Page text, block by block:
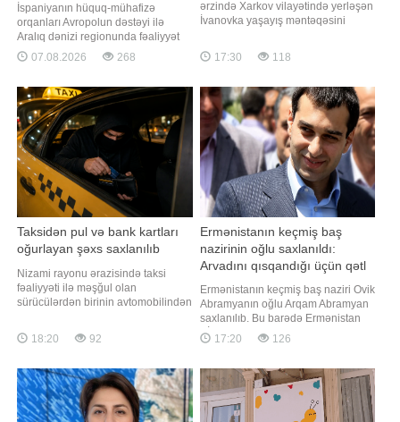
İspaniyanın hüquq-mühafizə
orqanları Avropolun dəstəyi ilə
Aralıq dənizi regionunda fəaliyyət
göstərən ən iri cinayətkar
qruplaşmalardan birini
xəbər verir ki, bu barədə
İspaniyanın Mülki Qvardiyası
bəyanat yayıb. Məlumata əsasən,
canilər yüksəksürətli katerlərdən
istifad
07.08.2026 268
ərzində Xarkov vilayətində yerləşən
İvanovka yaşayış məntəqəsini
bu barədə Rusiyanın Müdafiə
Nazirliyi məlumat yayıb. Xatırladaq
müharibə 2022-ci ilin fevralından
bəri davam edir
17:30 118
Taksidən pul və bank kartları
oğurlayan şəxs saxlanılıb
Nizami rayonu ərazisində taksi
fəaliyyəti ilə məşğul olan
sürücülərdən birinin avtomobilindən
məlumat daxil olub. xəbər verir ki,
bu barədə Daxili İşlər Nazirliyi
əməkdaşlarının keçirdikləri
tədbirlərlə əməli törətməkdə şübhəli
bilinə
18:20 92
Ermənistanın keçmiş baş
nazirinin oğlu saxlanıldı:
Arvadını qısqandığı üçün qətl
sifariş etdi
Ermənistanın keçmiş baş naziri Ovik
Abramyanın oğlu Arqam Abramyan
saxlanılıb. Bu barədə Ermənistan
KİV-ə istinadən məlumat verir. Qeyd
edilir ki, A.Abramyan "Çiçəklənən
Qaqik Sarukyanın kürəkənidir. Daha
əvvəl Ermənistan İstintaq
Komitəsinin bildirdiyinə görə
17:20 126